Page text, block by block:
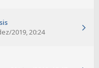
2019, 20:24